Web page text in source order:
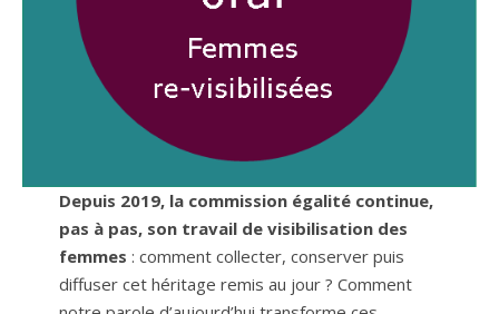
Depuis 2019, la commission égalité continue,
pas à pas, son travail de visibilisation des
femmes : comment collecter, conserver puis
diffuser cet héritage remis au jour ? Comment